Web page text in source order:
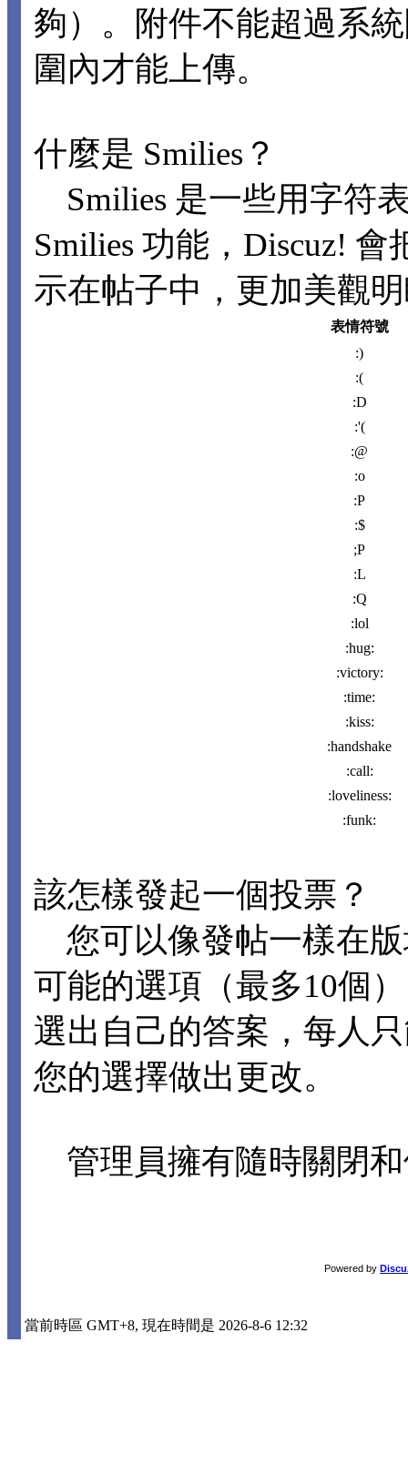
夠）。附件不能超過系
圍內才能上傳。
什麼是 Smilies？
Smilies 是一些用字符
Smilies 功能，Discuz!
示在帖子中，更加美觀
表情符號
:)
:(
:D
:'(
:@
:o
:P
:$
;P
:L
:Q
:lol
:hug:
:victory:
:time:
:kiss:
:handshake
:call:
:loveliness:
:funk:
該怎樣發起一個投票？
您可以像發帖一樣在
可能的選項（最多10個
選出自己的答案，每人
您的選擇做出更改。
管理員擁有隨時關閉
Powered by
當前時區 GMT+8, 現在時間是 2026-8-6 12:32